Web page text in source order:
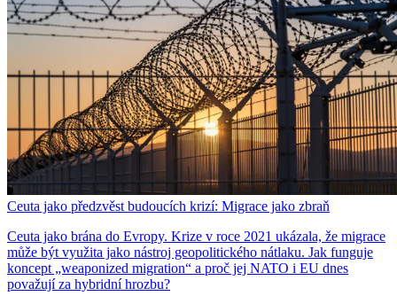
Ceuta jako předzvěst budoucích krizí: Migrace jako zbraň
Ceuta jako brána do Evropy. Krize v roce 2021 ukázala, že migrace
může být využita jako nástroj geopolitického nátlaku. Jak funguje
koncept „weaponized migration“ a proč jej NATO i EU dnes
považují za hybridní hrozbu?